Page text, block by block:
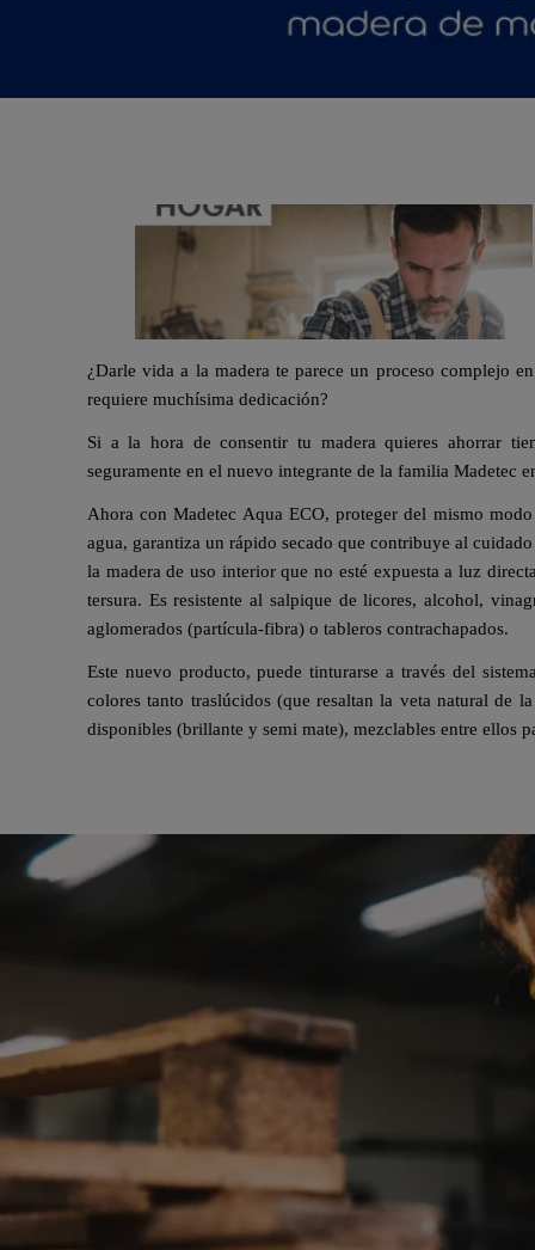
¿Darle vida a la madera te parece un proceso complejo
requiere muchísima dedicación?
Si a la hora de consentir tu madera quieres ahorrar
seguramente en el nuevo integrante de la familia Madetec
Ahora con Madetec Aqua ECO, proteger del mismo
agua, garantiza un rápido secado que contribuye al
la madera de uso interior que no esté expuesta a luz
tersura. Es resistente al salpique de licores, alcohol,
aglomerados (partícula-fibra) o tableros contrachapados.
Este nuevo producto, puede tinturarse a través del
colores tanto traslúcidos (que resaltan la veta natural de
disponibles (brillante y semi mate), mezclables entre ellos